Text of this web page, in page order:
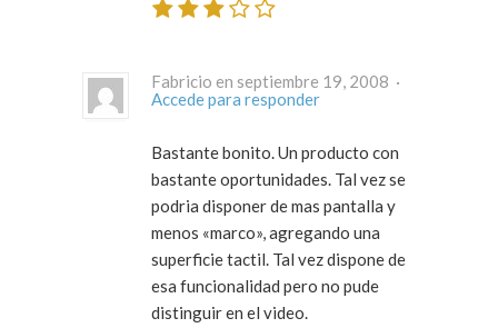
Fabricio en septiembre 19, 2008 ·
Accede para responder
Bastante bonito. Un producto con
bastante oportunidades. Tal vez se
podria disponer de mas pantalla y
menos «marco», agregando una
superficie tactil. Tal vez dispone de
esa funcionalidad pero no pude
distinguir en el video.